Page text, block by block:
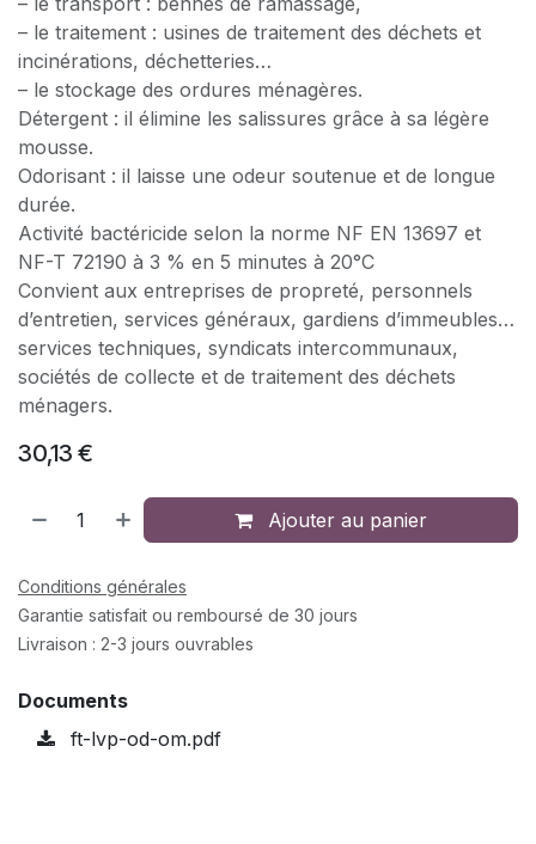
– le traitement : usines de traitement des déchets et
incinérations, déchetteries…
– le stockage des ordures ménagères.
Détergent : il élimine les salissures grâce à sa légère
mousse.
Odorisant : il laisse une odeur soutenue et de longue
durée.
Activité bactéricide selon la norme NF EN 13697 et
NF-T 72190 à 3 % en 5 minutes à 20°C
Convient aux entreprises de propreté, personnels
d’entretien, services généraux, gardiens d’immeubles…
services techniques, syndicats intercommunaux,
sociétés de collecte et de traitement des déchets
ménagers.
30,13 €
Ajouter au panier
Conditions générales
Garantie satisfait ou remboursé de 30 jours
Livraison : 2-3 jours ouvrables
Documents
ft-lvp-od-om.pdf